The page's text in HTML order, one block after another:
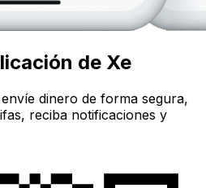
de Xe
dinero de forma segura,
reciba notificaciones y